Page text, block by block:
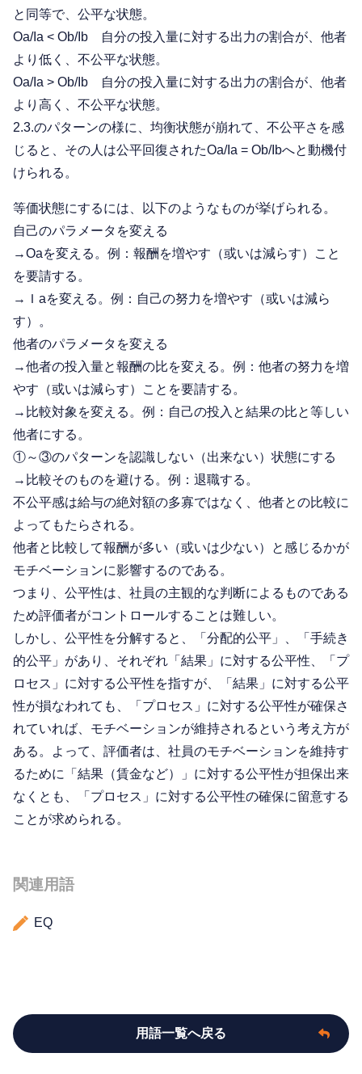
と同等で、公平な状態。
Oa/Ia < Ob/Ib 自分の投入量に対する出力の割合が、他者
より低く、不公平な状態。
Oa/Ia > Ob/Ib 自分の投入量に対する出力の割合が、他者
より高く、不公平な状態。
2.3.のパターンの様に、均衡状態が崩れて、不公平さを感
じると、その人は公平回復されたOa/Ia = Ob/Ibへと動機付
けられる。
等価状態にするには、以下のようなものが挙げられる。
自己のパラメータを変える
→Oaを変える。例：報酬を増やす（或いは減らす）こと
を要請する。
→Ｉaを変える。例：自己の努力を増やす（或いは減ら
す）。
他者のパラメータを変える
→他者の投入量と報酬の比を変える。例：他者の努力を増
やす（或いは減らす）ことを要請する。
→比較対象を変える。例：自己の投入と結果の比と等しい
他者にする。
①～③のパターンを認識しない（出来ない）状態にする
→比較そのものを避ける。例：退職する。
不公平感は給与の絶対額の多寡ではなく、他者との比較に
よってもたらされる。
他者と比較して報酬が多い（或いは少ない）と感じるかが
モチベーションに影響するのである。
つまり、公平性は、社員の主観的な判断によるものである
ため評価者がコントロールすることは難しい。
しかし、公平性を分解すると、「分配的公平」、「手続き
的公平」があり、それぞれ「結果」に対する公平性、「プ
ロセス」に対する公平性を指すが、「結果」に対する公平
性が損なわれても、「プロセス」に対する公平性が確保さ
れていれば、モチベーションが維持されるという考え方が
ある。よって、評価者は、社員のモチベーションを維持す
るために「結果（賃金など）」に対する公平性が担保出来
なくとも、「プロセス」に対する公平性の確保に留意する
ことが求められる。
関連用語
EQ
用語一覧へ戻る